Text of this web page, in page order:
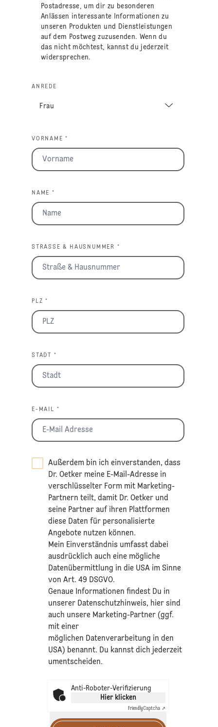
Postadresse, um dir zu besonderen
Anlässen interessante Informationen zu
unseren Produkten und Dienstleistungen
auf dem Postweg zuzusenden. Wenn du
das nicht möchtest, kannst du jederzeit
widersprechen.
ANREDE
VORNAME *
NAME *
STRASSE & HAUSNUMMER *
PLZ *
STADT *
E-MAIL *
Außerdem bin ich einverstanden, dass
Dr. Oetker meine E-Mail-Adresse in
verschlüsselter Form mit Marketing-
Partnern teilt, damit Dr. Oetker und
seine Partner auf ihren Plattformen
diese Daten für personalisierte
Angebote nutzen können.
Mein Einverständnis umfasst dabei
ausdrücklich auch eine mögliche
Datenübermittlung in die USA im Sinne
von Art. 49 DSGVO.​
​Genaue Informationen findest Du in
unserer Datenschutzhinweis, hier sind
auch unsere Marketing-Partner (ggf.
mit einer
möglichen Datenverarbeitung in den
USA) benannt. Du kannst dich jederzeit
umentscheiden.
Anti-Roboter-Verifizierung
Hier klicken
FriendlyCaptcha ⇗